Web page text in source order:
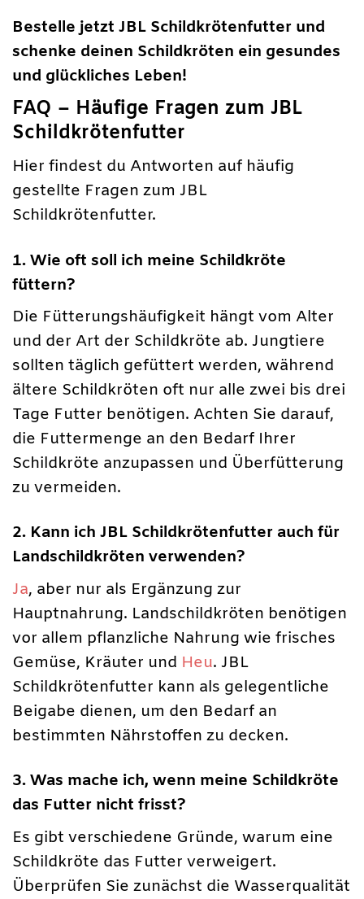
Bestelle jetzt JBL Schildkrötenfutter und
schenke deinen Schildkröten ein gesundes
und glückliches Leben!
FAQ – Häufige Fragen zum JBL
Schildkrötenfutter
Hier findest du Antworten auf häufig
gestellte Fragen zum JBL
Schildkrötenfutter.
1. Wie oft soll ich meine Schildkröte
füttern?
Die Fütterungshäufigkeit hängt vom Alter
und der Art der Schildkröte ab. Jungtiere
sollten täglich gefüttert werden, während
ältere Schildkröten oft nur alle zwei bis drei
Tage Futter benötigen. Achten Sie darauf,
die Futtermenge an den Bedarf Ihrer
Schildkröte anzupassen und Überfütterung
zu vermeiden.
2. Kann ich JBL Schildkrötenfutter auch für
Landschildkröten verwenden?
Ja, aber nur als Ergänzung zur
Hauptnahrung. Landschildkröten benötigen
vor allem pflanzliche Nahrung wie frisches
Gemüse, Kräuter und Heu. JBL
Schildkrötenfutter kann als gelegentliche
Beigabe dienen, um den Bedarf an
bestimmten Nährstoffen zu decken.
3. Was mache ich, wenn meine Schildkröte
das Futter nicht frisst?
Es gibt verschiedene Gründe, warum eine
Schildkröte das Futter verweigert.
Überprüfen Sie zunächst die Wasserqualität